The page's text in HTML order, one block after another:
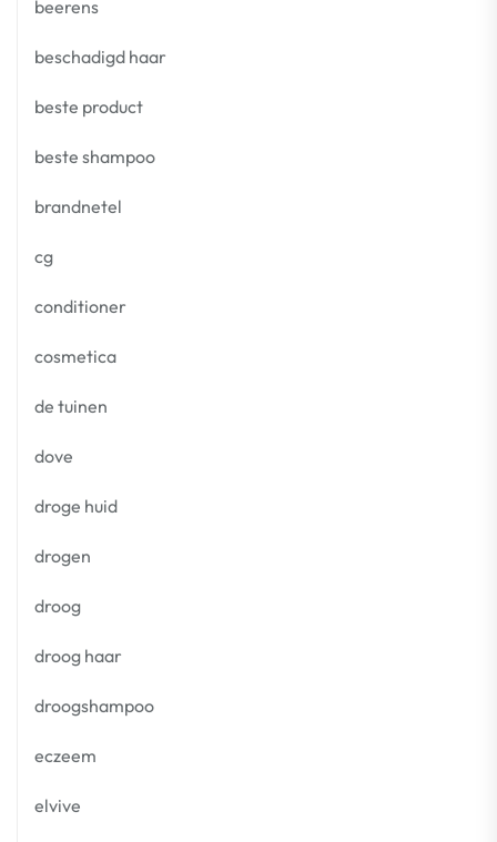
beerens
beschadigd haar
beste product
beste shampoo
brandnetel
cg
conditioner
cosmetica
de tuinen
dove
droge huid
drogen
droog
droog haar
droogshampoo
eczeem
elvive